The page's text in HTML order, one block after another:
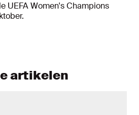
UEFA Women's Champions
artikelen